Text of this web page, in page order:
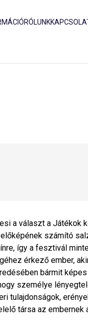
RÓLUNK
a választ a Játékok
számító
így a fesztivál
érkező ember,
bármit
személye
tulajdonságok,
társa az embernek